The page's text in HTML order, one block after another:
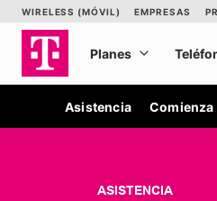
Asistencia Comienza
ASISTENCIA